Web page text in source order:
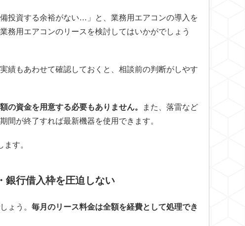
投資する余裕がない…」と、業務用エアコンの導入を
務用エアコンのリースを検討してはいかがでしょう
績もあわせて確認しておくと、相談前の判断がしやす
の資金を用意する必要もありません。
また、落雷など
間が終了すれば最新機器を使用できます。
す。
銀行借入枠を圧迫しない
ょう。 毎月のリース料金は全額を経費として処理でき